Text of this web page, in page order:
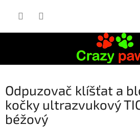
Odpuzovač klíšťat a
kočky ultrazvukový
béžový